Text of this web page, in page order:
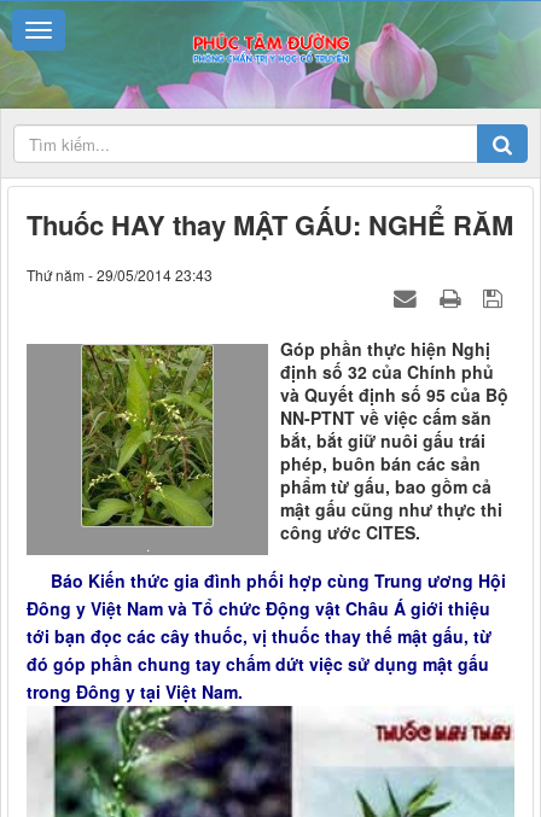
Thuốc HAY thay MẬT GẤU: NGHỂ RĂM
Thứ năm - 29/05/2014 23:43
.
Góp phần thực hiện Nghị
định số 32 của Chính phủ
và Quyết định số 95 của Bộ
NN-PTNT về việc cấm săn
bắt, bắt giữ nuôi gấu trái
phép, buôn bán các sản
phẩm từ gấu, bao gồm cả
mật gấu cũng như thực thi
công ước CITES.
Báo Kiến thức gia đình phối hợp cùng Trung ương Hội
Đông y Việt Nam và Tổ chức Động vật Châu Á giới thiệu
tới bạn đọc các cây thuốc, vị thuốc thay thế mật gấu, từ
đó góp phần chung tay chấm dứt việc sử dụng mật gấu
trong Đông y tại Việt Nam.